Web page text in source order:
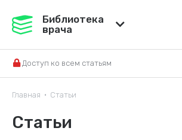
Медвестник
Справочник ЛС
Библиотека
врача
Доступ ко всем статьям
Главная • Статьи
Статьи